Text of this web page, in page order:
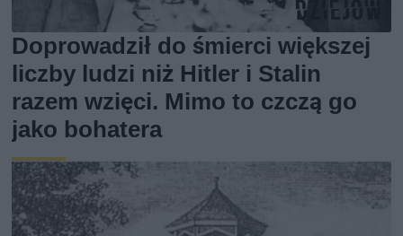
Doprowadził do śmierci większej
liczby ludzi niż Hitler i Stalin
razem wzięci. Mimo to czczą go
jako bohatera